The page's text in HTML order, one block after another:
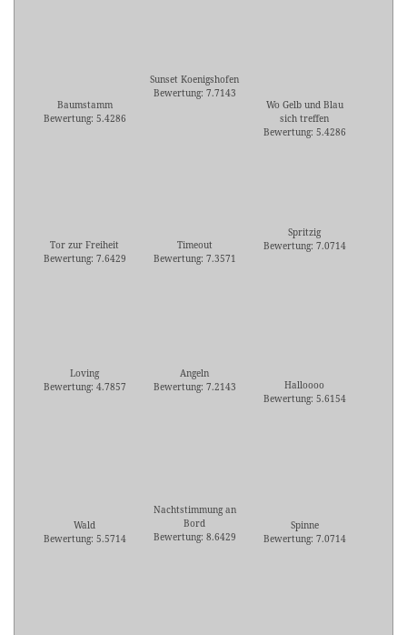
Baumstamm
Bewertung: 5.4286
Sunset Koenigshofen
Bewertung: 7.7143
Wo Gelb und Blau
sich treffen
Bewertung: 5.4286
Tor zur Freiheit
Bewertung: 7.6429
Timeout
Bewertung: 7.3571
Spritzig
Bewertung: 7.0714
Loving
Bewertung: 4.7857
Angeln
Bewertung: 7.2143
Halloooo
Bewertung: 5.6154
Wald
Bewertung: 5.5714
Nachtstimmung an
Bord
Bewertung: 8.6429
Spinne
Bewertung: 7.0714